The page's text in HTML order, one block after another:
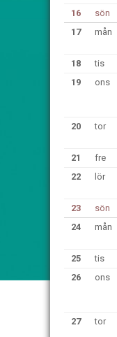
16
sön
17 mån
18
tis
19
ons
20
tor
21
fre
22
lör
23
sön
24 mån
25
tis
26
ons
27
tor